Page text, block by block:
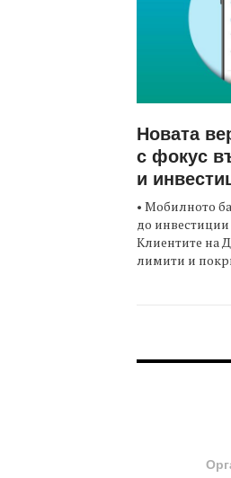
Новата
с фокус
и
• Мобилното
до инвестиции
Клиентите на
лимити и